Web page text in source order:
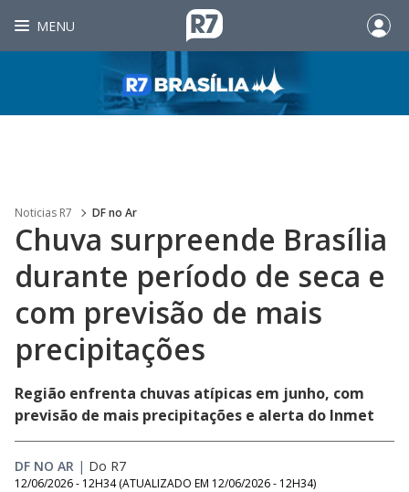
MENU
Noticias R7 DF no Ar
Chuva surpreende Brasília
durante período de seca e
com previsão de mais
precipitações
Região enfrenta chuvas atípicas em junho, com
previsão de mais precipitações e alerta do Inmet
DF NO AR | Do R7
12/06/2026 - 12H34 (ATUALIZADO EM 12/06/2026 - 12H34)